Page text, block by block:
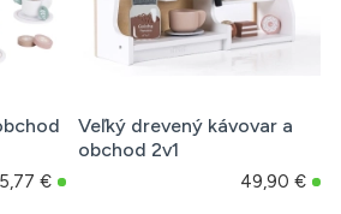
€
Veľký drevený kávovar a
obchod 2v1
49,90 €